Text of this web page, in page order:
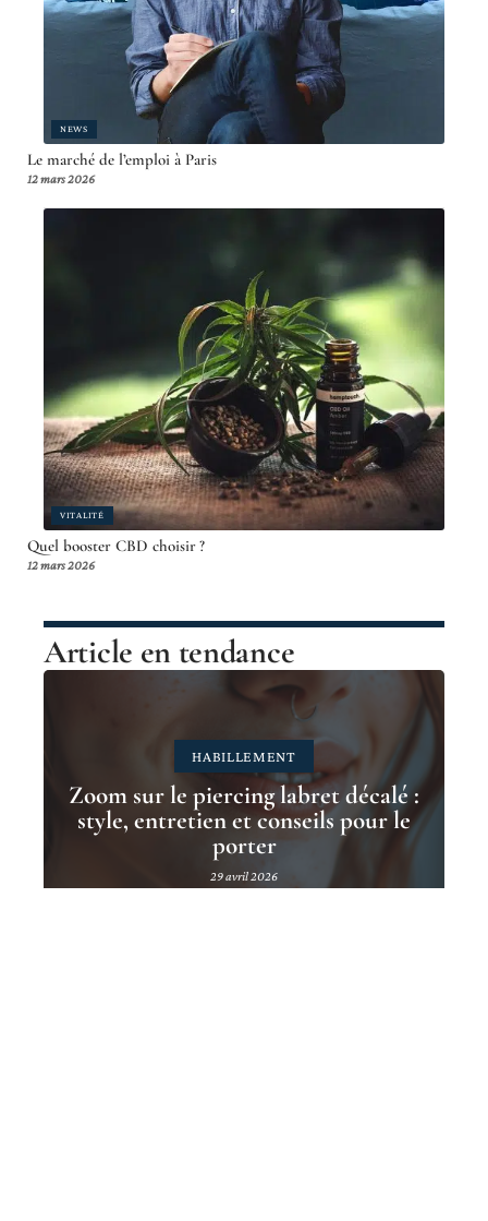
NEWS
Le marché de l’emploi à Paris
12 mars 2026
VITALITÉ
Quel booster CBD choisir ?
12 mars 2026
Article en tendance
HABILLEMENT
Zoom sur le piercing labret décalé :
style, entretien et conseils pour le
porter
29 avril 2026